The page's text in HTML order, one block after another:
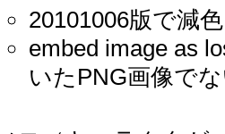
20101006版で減
embed image as
いたPNG画像で